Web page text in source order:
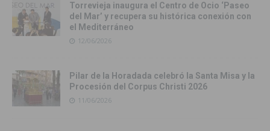
Torrevieja inaugura el Centro de Ocio ‘Paseo
del Mar’ y recupera su histórica conexión con
el Mediterráneo
12/06/2026
Pilar de la Horadada celebró la Santa Misa y la
Procesión del Corpus Christi 2026
11/06/2026